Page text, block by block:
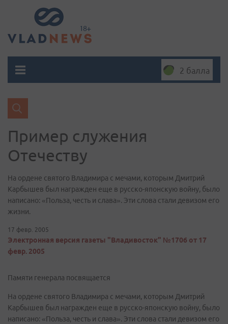
2 балла
Пример служения
Отечеству
На ордене святого Владимира с мечами, которым Дмитрий
Карбышев был награжден еще в русско-японскую войну, было
написано: «Польза, честь и слава». Эти слова стали девизом его
жизни.
17 февр. 2005
Электронная версия газеты "Владивосток" №1706 от 17
февр. 2005
Памяти генерала посвящается
На ордене святого Владимира с мечами, которым Дмитрий
Карбышев был награжден еще в русско-японскую войну, было
написано: «Польза, честь и слава». Эти слова стали девизом его